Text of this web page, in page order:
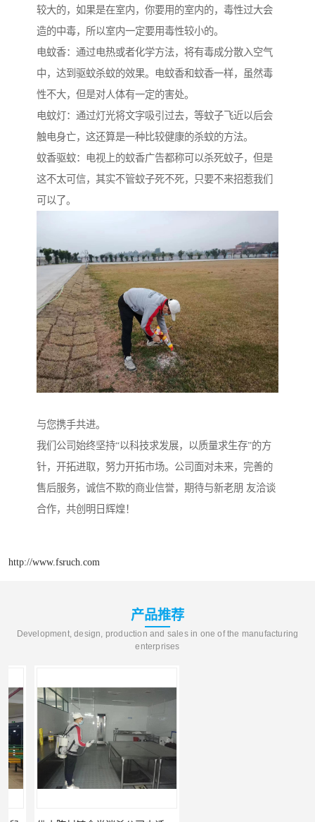
较大的，如果是在室内，你要用的室内的，毒性过大会
造的中毒，所以室内一定要用毒性较小的。
电蚊香：通过电热或者化学方法，将有毒成分散入空气
中，达到驱蚊杀蚊的效果。电蚊香和蚊香一样，虽然毒
性不大，但是对人体有一定的害处。
电蚊灯：通过灯光将文字吸引过去，等蚊子飞近以后会
触电身亡，这还算是一种比较健康的杀蚊的方法。
蚊香驱蚊：电视上的蚊香广告都称可以杀死蚊子，但是
这不太可信，其实不管蚊子死不死，只要不来招惹我们
可以了。
与您携手共进。
我们公司始终坚持“以科技求发展，以质量求生存”的方
针，开拓进取，努力开拓市场。公司面对未来，完善的
售后服务，诚信不欺的商业信誉，期待与新老朋 友洽谈
合作，共创明日辉煌！
http://www.fsruch.com
产品推荐
Development, design, production and sales in one of the manufacturing
enterprises